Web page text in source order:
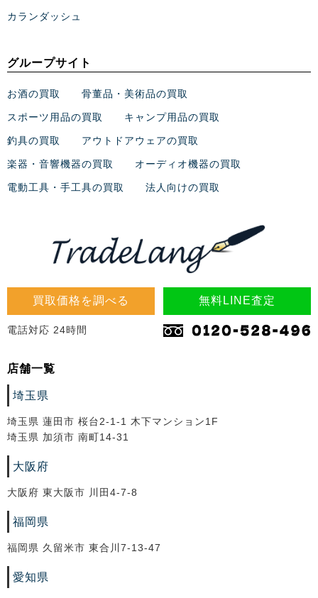
買取価格を調べる 無料LINE査定
電話対応 24時間
店舗一覧
埼玉県
埼玉県 蓮田市 桜台2-1-1 木下マンション1F
埼玉県 加須市 南町14-31
大阪府
大阪府 東大阪市 川田4-7-8
福岡県
福岡県 久留米市 東合川7-13-47
愛知県
カランダッシュ
グループサイト
お酒の買取 骨董品・美術品の買取
スポーツ用品の買取 キャンプ用品の買取
釣具の買取 アウトドアウェアの買取
楽器・音響機器の買取 オーディオ機器の買取
電動工具・手工具の買取 法人向けの買取